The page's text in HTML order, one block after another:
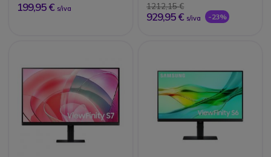
199,95 € s/iva 1212,15 €
929,95 € s/iva -23%